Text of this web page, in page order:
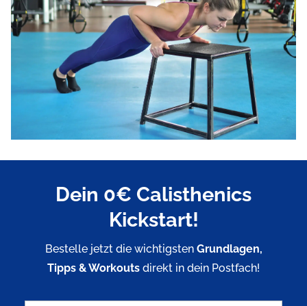
Dein 0€ Calisthenics
Kickstart!
Bestelle jetzt die wichtigsten Grundlagen,
Tipps & Workouts direkt in dein Postfach!